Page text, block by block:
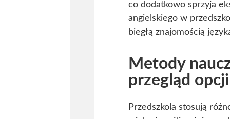
co dodatkowo sprzyja
angielskiego w
biegłą znajomością
Metody
przegląd opcji
Przedszkola stosują